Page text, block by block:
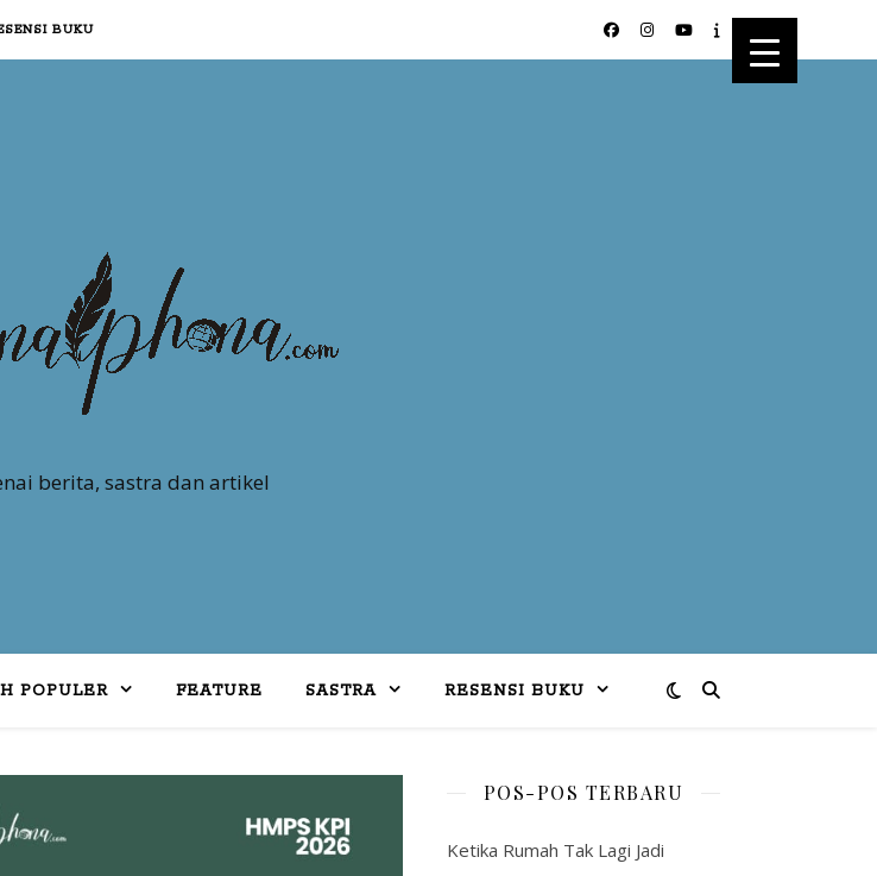
BUKU
berita, sastra dan artikel
POPULER FEATURE SASTRA RESENSI BUKU
POS-POS TERBARU
Ketika Rumah Tak Lagi Jadi